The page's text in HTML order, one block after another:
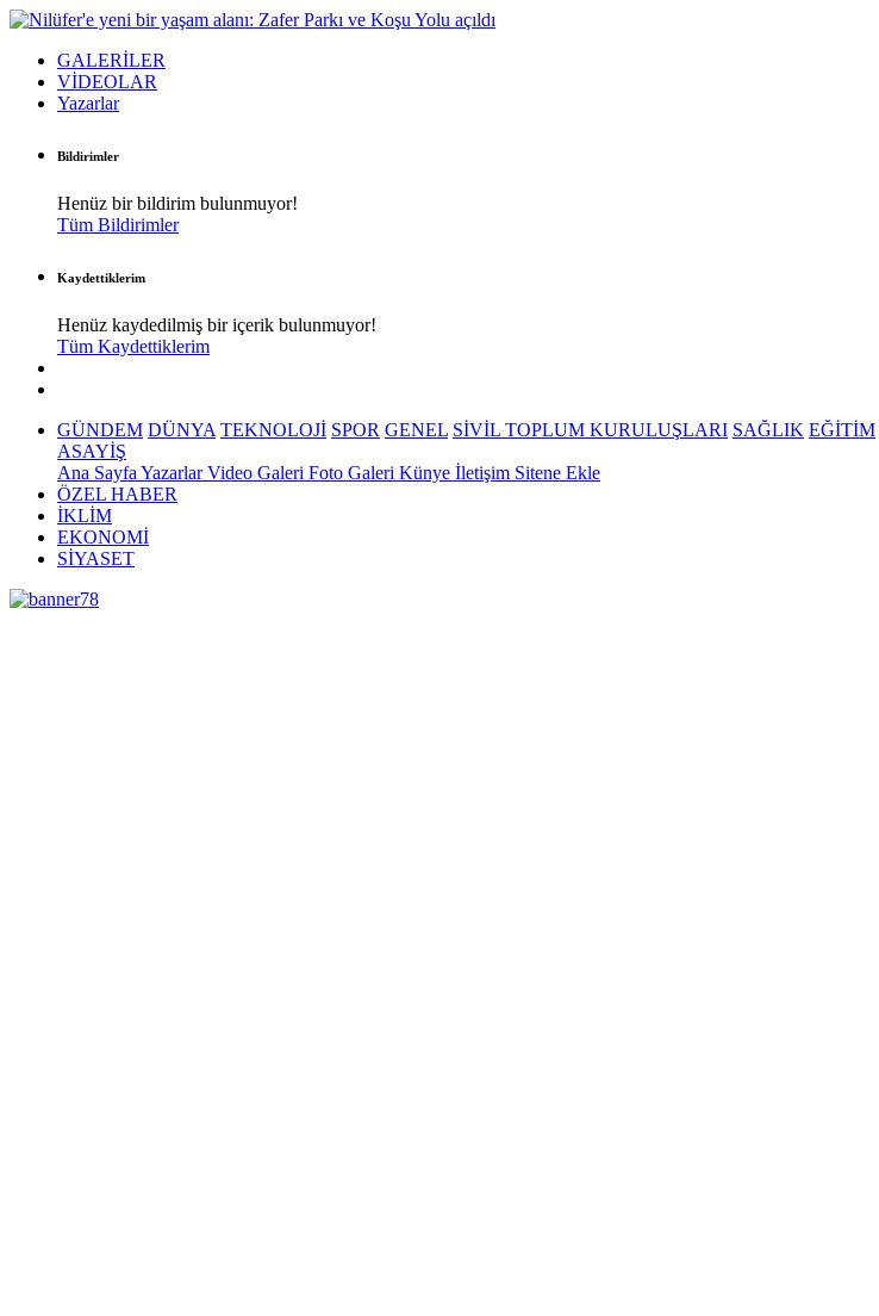
GALERİLER
VİDEOLAR
Yazarlar
Bildirimler
Henüz bir bildirim bulunmuyor!
Tüm Bildirimler
Kaydettiklerim
Henüz kaydedilmiş bir içerik bulunmuyor!
Tüm Kaydettiklerim
GÜNDEM DÜNYA TEKNOLOJİ SPOR GENEL SİVİL TOPLUM KURULUŞLARI SAĞLIK EĞİTİM
ASAYİŞ
Ana Sayfa YazarlarVideo Galeri Foto Galeri Künye İletişim Sitene Ekle
ÖZEL HABER
İKLİM
EKONOMİ
SİYASET